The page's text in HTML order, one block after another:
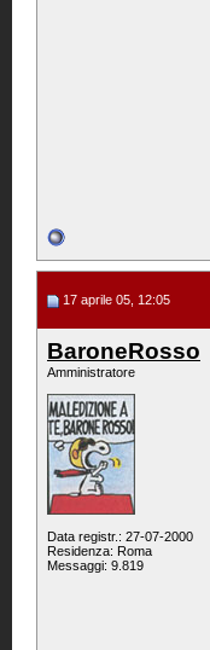
17 aprile 05, 12:05
BaroneRosso
Amministratore
Data registr.: 27-07-2000
Residenza: Roma
Messaggi: 9.819